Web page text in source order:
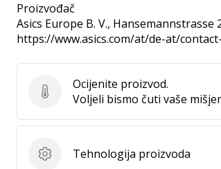
Proizvođač
Asics Europe B. V., Hansemannstrasse
https://www.asics.com/at/de-at/
Ocijenite proizvod.
Ocijenite proizvod.
Voljeli bismo čuti vaše
Tehnologija proizvoda
Tehnologija proizvoda